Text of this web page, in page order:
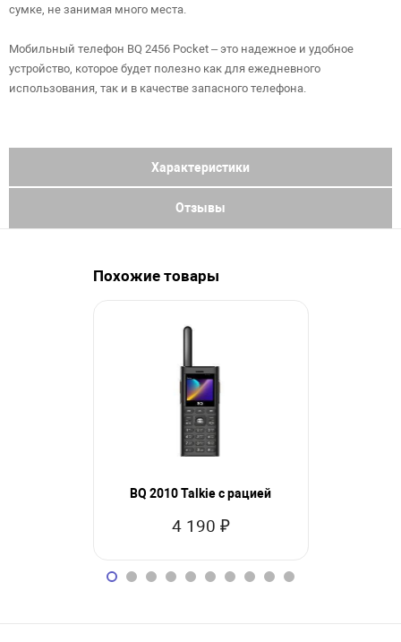
сумке, не занимая много места.
Мобильный телефон BQ 2456 Pocket – это надежное и удобное
устройство, которое будет полезно как для ежедневного
использования, так и в качестве запасного телефона.
Характеристики
Отзывы
Похожие товары
BQ 2010 Talkie с рацией
4 190 ₽